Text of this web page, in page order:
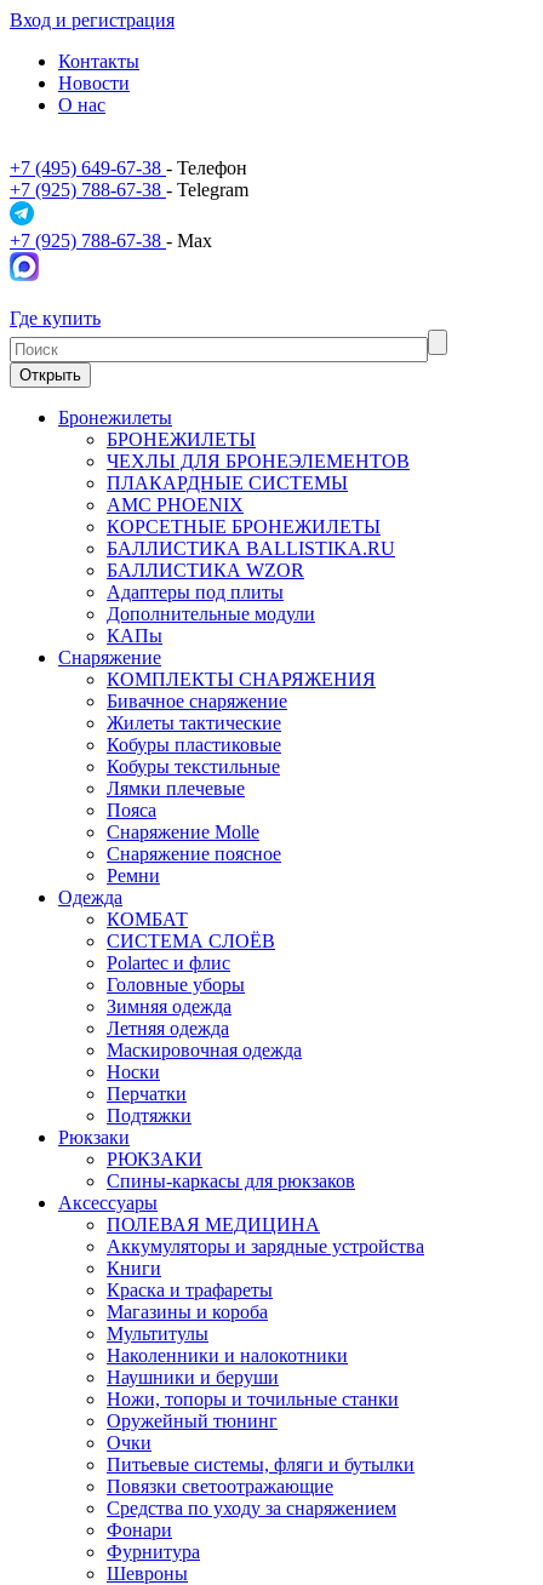
Вход и регистрация
Контакты
Новости
О нас
+7 (495) 649-67-38 - Телефон
+7 (925) 788-67-38 - Telegram
+7 (925) 788-67-38 - Max
Где купить
Открыть
Бронежилеты
БРОНЕЖИЛЕТЫ
ЧЕХЛЫ ДЛЯ БРОНЕЭЛЕМЕНТОВ
ПЛАКАРДНЫЕ СИСТЕМЫ
АМС PHOENIX
КОРСЕТНЫЕ БРОНЕЖИЛЕТЫ
БАЛЛИСТИКА BALLISTIKA.RU
БАЛЛИСТИКА WZOR
Адаптеры под плиты
Дополнительные модули
КАПы
Снаряжение
КОМПЛЕКТЫ СНАРЯЖЕНИЯ
Бивачное снаряжение
Жилеты тактические
Кобуры пластиковые
Кобуры текстильные
Лямки плечевые
Пояса
Снаряжение Molle
Снаряжение поясное
Ремни
Одежда
КОМБАТ
СИСТЕМА СЛОЁВ
Polartec и флис
Головные уборы
Зимняя одежда
Летняя одежда
Маскировочная одежда
Носки
Перчатки
Подтяжки
Рюкзаки
РЮКЗАКИ
Спины-каркасы для рюкзаков
Аксессуары
ПОЛЕВАЯ МЕДИЦИНА
Аккумуляторы и зарядные устройства
Книги
Краска и трафареты
Магазины и короба
Мультитулы
Наколенники и налокотники
Наушники и беруши
Ножи, топоры и точильные станки
Оружейный тюнинг
Очки
Питьевые системы, фляги и бутылки
Повязки светоотражающие
Средства по уходу за снаряжением
Фонари
Фурнитура
Шевроны